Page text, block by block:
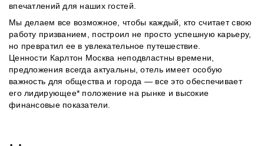
впечатлений для наших гостей.
Мы делаем все возможное, чтобы каждый, кто считает свою
работу призванием, построил не просто успешную карьеру,
но превратил ее в увлекательное путешествие.
Ценности Карлтон Москва неподвластны времени,
предложения всегда актуальны, отель имеет особую
важность для общества и города — все это обеспечивает
его лидирующее* положение на рынке и высокие
финансовые показатели.